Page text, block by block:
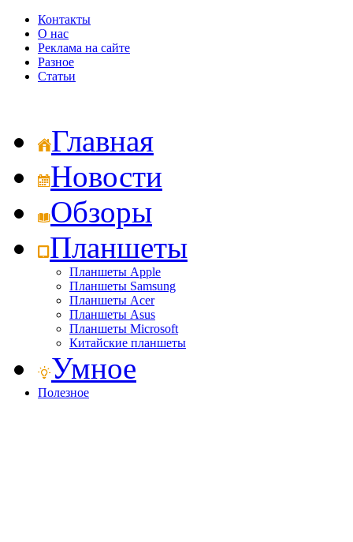
Контакты
О нас
Реклама на сайте
Разное
Статьи
Главная
Новости
Обзоры
Планшеты
Планшеты Apple
Планшеты Samsung
Планшеты Acer
Планшеты Asus
Планшеты Microsoft
Китайские планшеты
Умное
Полезное